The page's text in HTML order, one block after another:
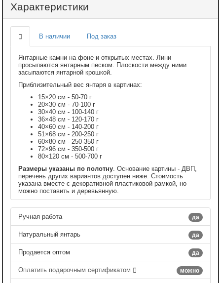
Характеристики
В наличии Под заказ
Янтарные камни на фоне и открытых местах. Лини
просыпаются янтарным песком. Плоскости между ними
засыпаются янтарной крошкой.
Приблизительный вес янтаря в картинах:
15×20 см - 50-70 г
20×30 см - 70-100 г
30×40 см - 100-140 г
36×48 см - 120-170 г
40×60 см - 140-200 г
51×68 см - 200-250 г
60×80 см - 250-350 г
72×96 см - 350-500 г
80×120 см - 500-700 г
Размеры указаны по полотну . Основание картины - ДВП,
перечень других вариантов доступен ниже. Стоимость
указана вместе с декоративной пластиковой рамкой, но
можно поставить и деревьянную.
да
Ручная работа
да
Натуральный янтарь
да
Продается оптом
можно
Оплатить подарочным сертификатом